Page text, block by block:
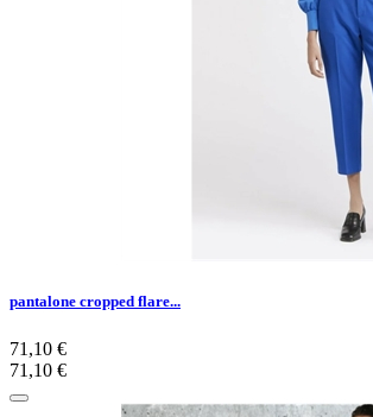
pantalone cropped flare...
71,10 €
71,10 €